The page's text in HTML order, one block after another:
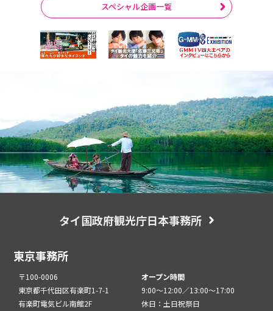
スペシャル企画一覧
タイ国政府観光庁日本事務所
東京事務所
〒100-0006
東京都千代田区有楽町1-7-1
有楽町電気ビル南館2F
オープン時間
9:00～12:00／13:00～17:00
休日：土日祝祭日